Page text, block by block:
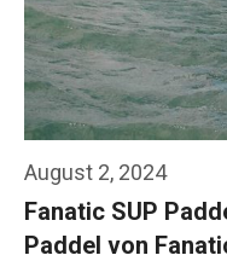
August 2, 2024
Fanatic SUP
Paddel von